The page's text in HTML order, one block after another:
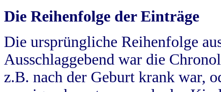
Die Reihenfolge der Einträge
Die ursprüngliche Reihenfolge
Ausschlaggebend war die
z.B. nach der Geburt krank war,